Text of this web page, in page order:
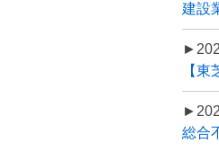
建設
【
総合